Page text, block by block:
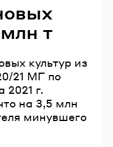
т
культур из
21 МГ по
2021 г.
на 3,5 млн
минувшего